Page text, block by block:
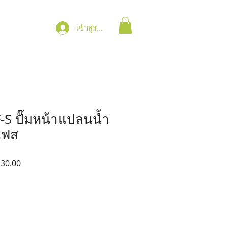
เข้าสู่ระบบ
S ปั๊มหน้าแปลนน้ำ
ส
ราคา